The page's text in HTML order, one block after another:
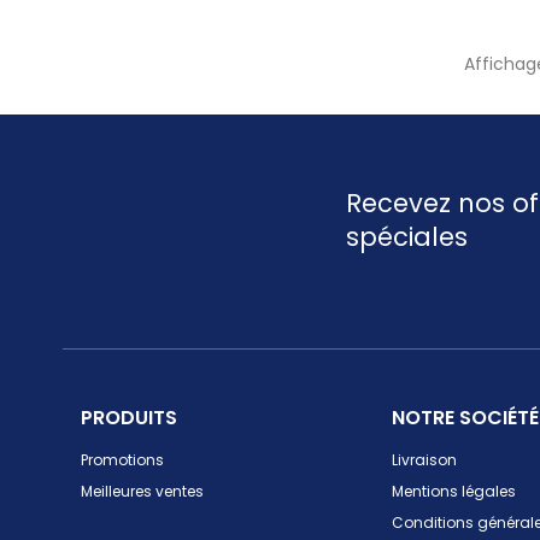
Recevez nos
spéciales
PRODUITS
Promotions
Meilleures ventes
NOTRE SOCIÉTÉ
Livraison
Mentions légales
Conditions